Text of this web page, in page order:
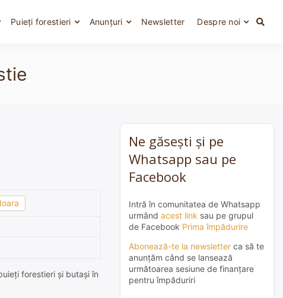
Puieți forestieri Anunțuri Newsletter Despre noi
forestieri și butași în
Ne găsești și pe
Whatsapp sau pe
Facebook
Intră în comunitatea de Whatsapp
urmând acest link sau pe grupul
de Facebook Prima împădurire
Abonează-te la newsletter ca să te
anunțăm când se lansează
următoarea sesiune de finanțare
pentru împăduriri